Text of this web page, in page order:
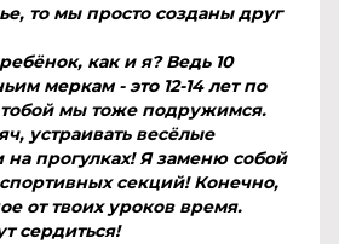
то мы просто созданы друг
как и я? Ведь 10
меркам - это 12-14 лет по
мы тоже подружимся.
устраивать весёлые
на прогулках! Я заменю собой
секций! Конечно,
от твоих уроков время.
сердиться!